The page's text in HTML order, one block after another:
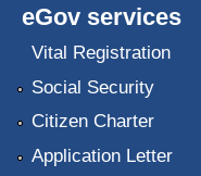
eGov services
Vital Registration
Social Security
Citizen Charter
Application Letter